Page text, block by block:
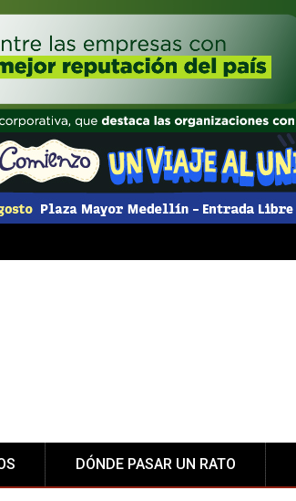
que transformó la comida rápida para
DÓNDE PASAR UN RATO